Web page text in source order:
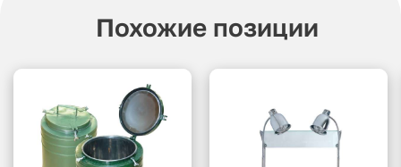
Похожие позиции